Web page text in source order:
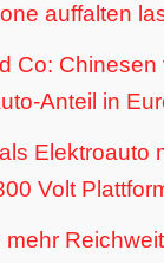
auffalten
Co: Chinesen
Anteil in
Elektroauto
Volt